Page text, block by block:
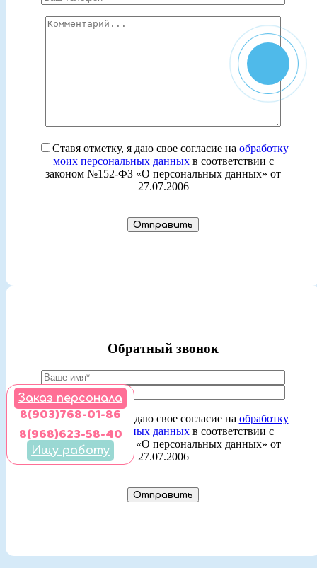
Ставя отметку, я даю свое согласие на обработку
моих персональных данныхв соответствии с
законом №152-ФЗ «О персональных данных» от
27.07.2006
Обратный звонок
Ставя отметку, я даю свое согласие на обработку
моих персональных данныхв соответствии с
законом №152-ФЗ «О персональных данных» от
27.07.2006
Заказ персонала
8(903)768-01-86
8(968)623-58-40
Ищу работу